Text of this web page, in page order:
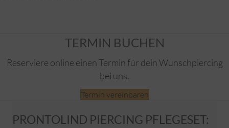
TERMIN BUCHEN
Reserviere online einen Termin für dein Wunschpiercing
bei uns.
Termin vereinbaren
PRONTOLIND PIERCING PFLEGESET: